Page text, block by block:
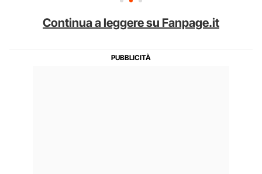
Continua a leggere su Fanpage.it